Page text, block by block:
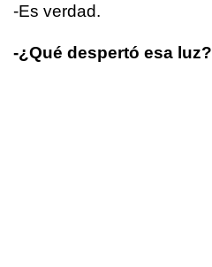
-Es verdad.
-¿Qué despertó esa luz?